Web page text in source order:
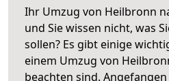
Ihr Umzug von Heilbronn
und Sie wissen nicht, was
sollen? Es gibt einige
einem Umzug von
beachten sind.